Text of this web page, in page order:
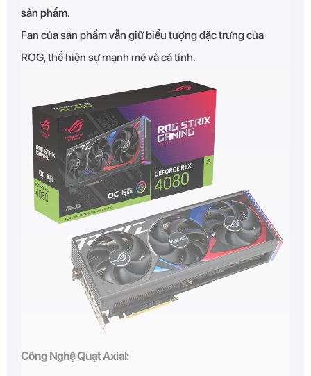
sản phẩm.
Fan của sản phẩm vẫn giữ biểu tượng đặc trưng của
ROG, thể hiện sự mạnh mẽ và cá tính.
Công Nghệ Quạt Axial: